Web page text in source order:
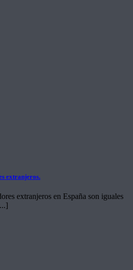
extranjeros.
extranjeros en España son iguales